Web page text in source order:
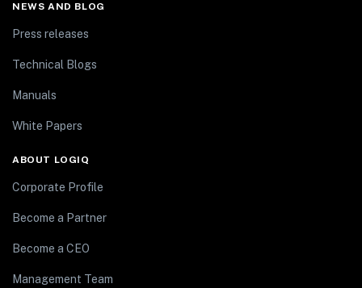
NEWS AND BLOG
Press releases
Technical Blogs
Manuals
White Papers
ABOUT LOGIQ
Corporate Profile
Become a Partner
Become a CEO
Management Team